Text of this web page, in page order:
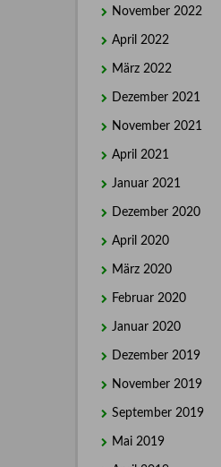
November 2022
April 2022
März 2022
Dezember 2021
November 2021
April 2021
Januar 2021
Dezember 2020
April 2020
März 2020
Februar 2020
Januar 2020
Dezember 2019
November 2019
September 2019
Mai 2019